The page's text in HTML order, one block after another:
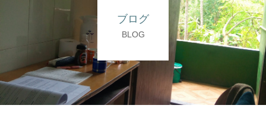
ブログ
BLOG
ご予約
セラピスト